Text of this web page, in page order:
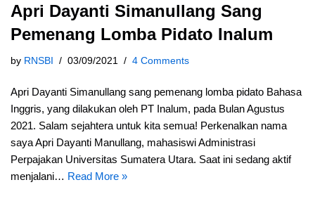
Apri Dayanti Simanullang Sang
Pemenang Lomba Pidato Inalum
by RNSBI 03/09/2021 4 Comments
Apri Dayanti Simanullang sang pemenang lomba pidato Bahasa
Inggris, yang dilakukan oleh PT Inalum, pada Bulan Agustus
2021. Salam sejahtera untuk kita semua! Perkenalkan nama
saya Apri Dayanti Manullang, mahasiswi Administrasi
Perpajakan Universitas Sumatera Utara. Saat ini sedang aktif
menjalani… Read More »